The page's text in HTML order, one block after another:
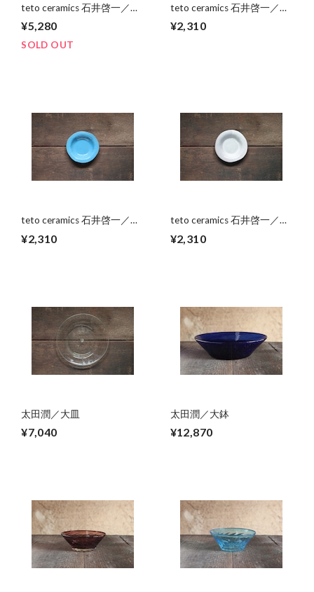
teto ceramics 石井啓一／ボ
ウル小 01
¥5,280
SOLD OUT
teto ceramics 石井啓一／リ
ム皿小 03
¥2,310
teto ceramics 石井啓一／リ
¥2,310
teto ceramics 石井啓一／リ
¥2,310
太田潤／大皿
¥7,040
太田潤／大鉢
¥12,870